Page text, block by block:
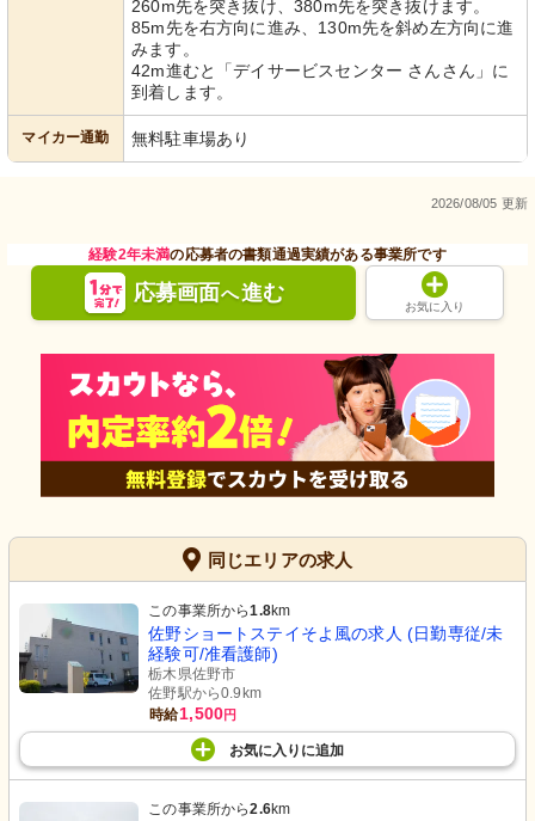
260m先を突き抜け、380m先を突き抜けます。
85m先を右方向に進み、130m先を斜め左方向に進
みます。
42m進むと「デイサービスセンター さんさん」に
到着します。
マイカー通勤 無料駐車場あり
2026/08/05 更新
経験2年未満の応募者の書類通過実績がある事業所です
応募画面へ進む
お気に入り
同じエリアの求人
この事業所から1.8km
佐野ショートステイそよ風の求人 (日勤専従/未
経験可/准看護師)
栃木県佐野市
佐野駅から0.9km
時給1,500円
お気に入り に追加
この事業所から2.6km